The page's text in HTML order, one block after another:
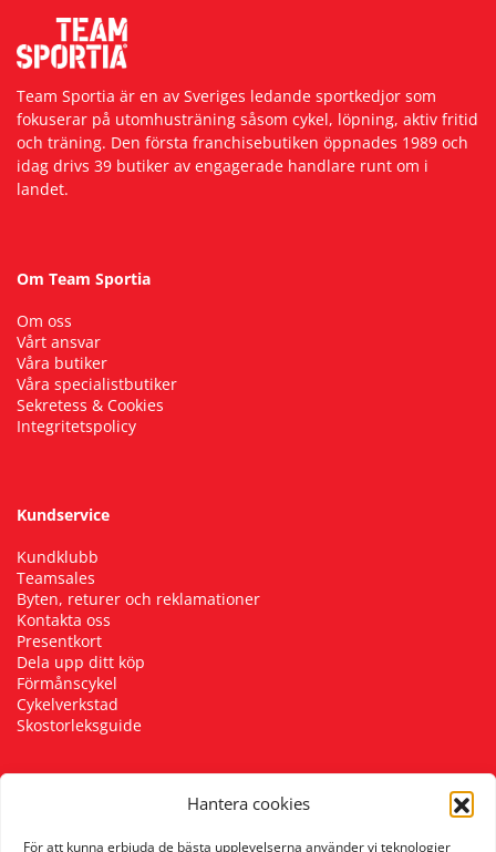
Hantera cookies
För att kunna erbjuda de bästa upplevelserna använder vi teknologier
Team Sportia är en av Sveriges ledande sportkedjor som
fokuserar på utomhusträning såsom cykel, löpning, aktiv fritid
och träning. Den första franchisebutiken öppnades 1989 och
idag drivs 39 butiker av engagerade handlare runt om i
landet.
Om Team Sportia
Om oss
Vårt ansvar
Våra butiker
Våra specialistbutiker
Sekretess & Cookies
Integritetspolicy
Kundservice
Kundklubb
Teamsales
Byten, returer och reklamationer
Kontakta oss
Presentkort
Dela upp ditt köp
Förmånscykel
Cykelverkstad
Skostorleksguide